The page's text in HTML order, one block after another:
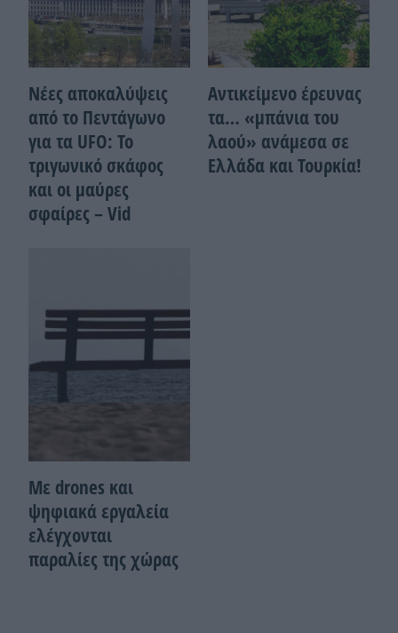
Νέες αποκαλύψεις
από το Πεντάγωνο
για τα UFO: Το
τριγωνικό σκάφος
και οι μαύρες
σφαίρες – Vid
Αντικείμενο έρευνας
τα… «μπάνια του
λαού» ανάμεσα σε
Ελλάδα και Τουρκία!
Με drones και
ψηφιακά εργαλεία
ελέγχονται
παραλίες της χώρας